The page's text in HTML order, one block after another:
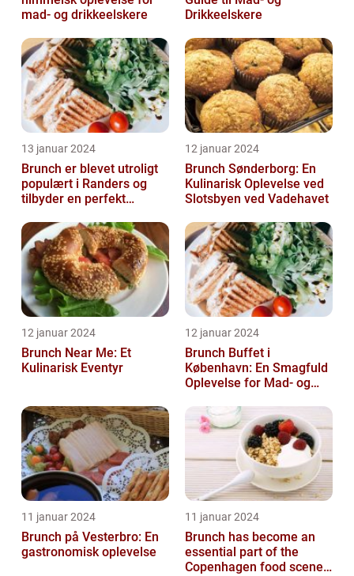
mad- og drikkeelskere
Drikkeelskere
13 januar 2024
Brunch er blevet utroligt
populært i Randers og
tilbyder en perfekt
morgenmad og ...
12 januar 2024
Brunch Sønderborg: En
Kulinarisk Oplevelse ved
Slotsbyen ved Vadehavet
12 januar 2024
Brunch Near Me: Et
Kulinarisk Eventyr
12 januar 2024
Brunch Buffet i
København: En Smagfuld
Oplevelse for Mad- og
11 januar 2024
Brunch på Vesterbro: En
gastronomisk oplevelse
11 januar 2024
Brunch has become an
essential part of the
Copenhagen food scene,